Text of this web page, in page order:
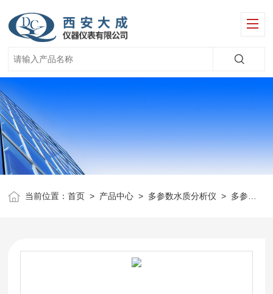
当前位置：首页 > 产品中心 > 多参数水质分析仪 > 多参数实验室水质分析仪